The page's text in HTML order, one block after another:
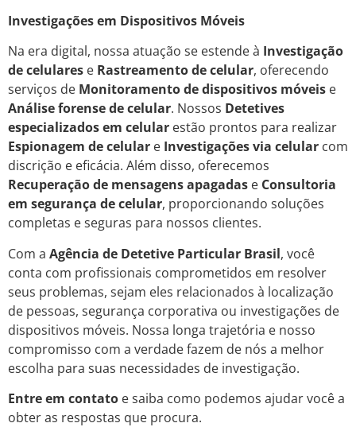
Investigações em Dispositivos Móveis
Na era digital, nossa atuação se estende à Investigação
de celulares e Rastreamento de celular, oferecendo
serviços de Monitoramento de dispositivos móveis e
Análise forense de celular. Nossos Detetives
especializados em celular estão prontos para realizar
Espionagem de celular e Investigações via celular com
discrição e eficácia. Além disso, oferecemos
Recuperação de mensagens apagadas e Consultoria
em segurança de celular, proporcionando soluções
completas e seguras para nossos clientes.
Com a Agência de Detetive Particular Brasil, você
conta com profissionais comprometidos em resolver
seus problemas, sejam eles relacionados à localização
de pessoas, segurança corporativa ou investigações de
dispositivos móveis. Nossa longa trajetória e nosso
compromisso com a verdade fazem de nós a melhor
escolha para suas necessidades de investigação.
Entre em contato e saiba como podemos ajudar você a
obter as respostas que procura.